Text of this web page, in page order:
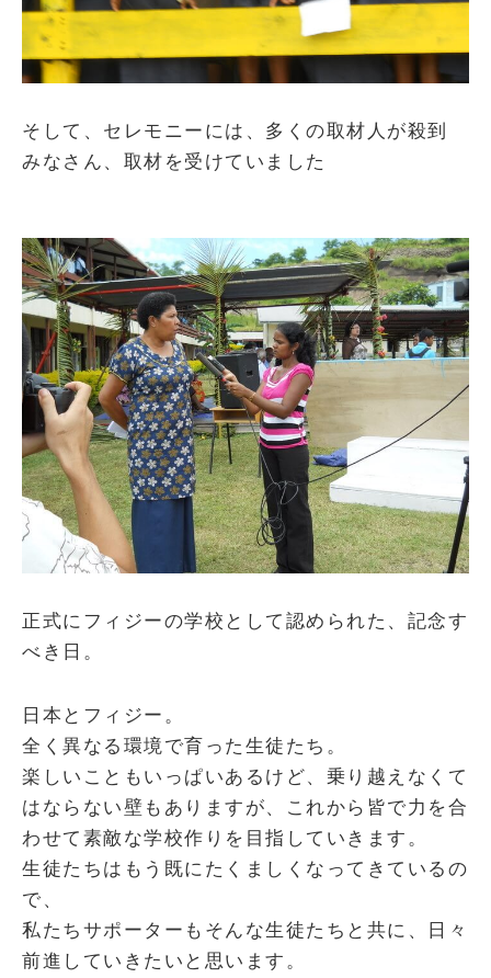
そして、セレモニーには、多くの取材人が殺到
みなさん、取材を受けていました
正式にフィジーの学校として認められた、記念す
べき日。
日本とフィジー。
全く異なる環境で育った生徒たち。
楽しいこともいっぱいあるけど、乗り越えなくて
はならない壁もありますが、これから皆で力を合
わせて素敵な学校作りを目指していきます。
生徒たちはもう既にたくましくなってきているの
で、
私たちサポーターもそんな生徒たちと共に、日々
前進していきたいと思います。